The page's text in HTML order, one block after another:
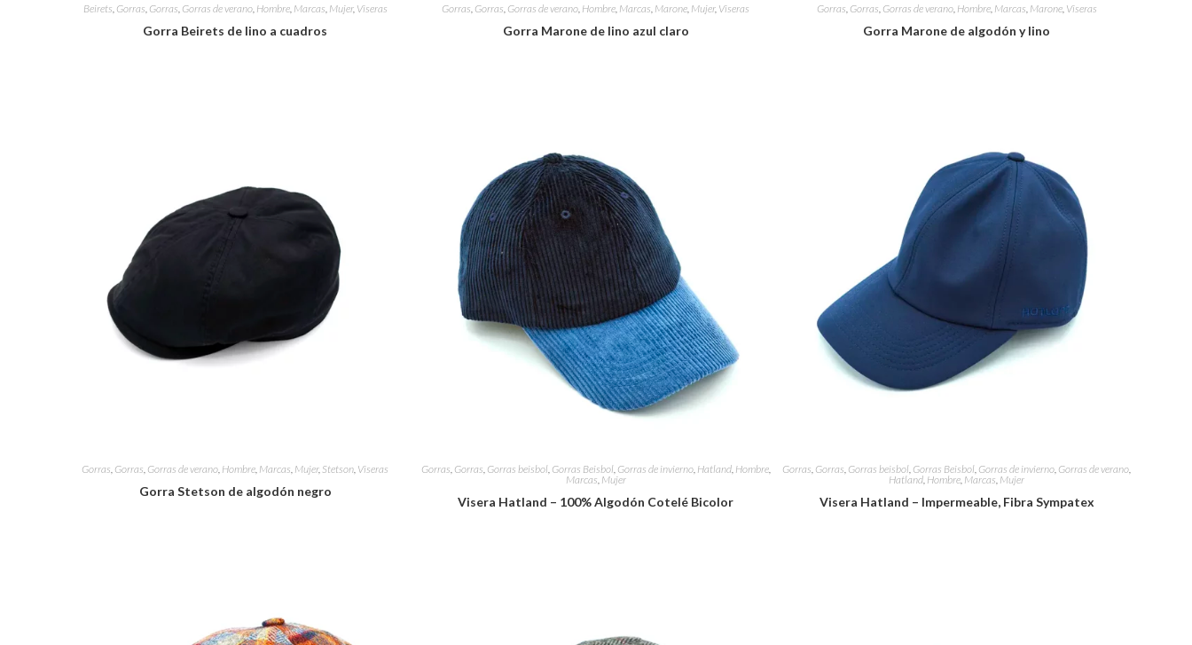
Beirets Gorras Gorras Gorras de verano, Hombre, Marcas Mujer, Viseras
Gorra Beirets de lino a cuadros
Gorras Gorras Gorras de verano Hombre Marcas Marone Mujer, Viseras
Gorra Marone de lino azul claro
Gorras Gorras Gorras de verano, Hombre, Marcas Marone, Viseras
Gorra Marone de algodón y lino
Gorras, Gorras, Gorras de verano, Hombre, Marcas, Mujer, Stetson, Viseras
Gorra Stetson de algodón negro
Gorras, Gorras, Gorras beisbol, Gorras Beisbol, Gorras de invierno, Hatland, Hombre,
Marcas, Mujer
Visera Hatland – 100% Algodón Cotelé Bicolor
Gorras, Gorras, Gorras beisbol, Gorras Beisbol, Gorras de invierno, Gorras de verano,
Hatland, Hombre, Marcas, Mujer
Visera Hatland – Impermeable, Fibra Sympatex